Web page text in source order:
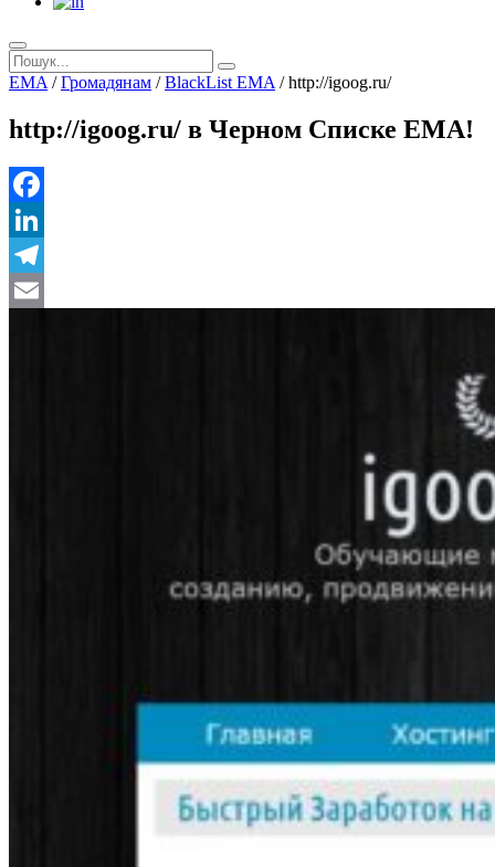
EMA /Громадянам /BlackList EMA /http://igoog.ru/
http://igoog.ru/ в Черном Списке ЕМА!
Facebook
LinkedIn
Telegram